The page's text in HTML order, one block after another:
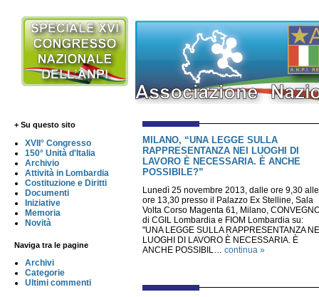
+ Su questo sito
XVII° Congresso
150° Unità d'Italia
Archivio
Attività in Lombardia
Costituzione e Diritti
Documenti
Iniziative
Memoria
Novità
Naviga tra le pagine
Archivi
Categorie
Ultimi commenti
MILANO, “UNA LEGGE SULLA
RAPPRESENTANZA NEI LUOGHI DI
LAVORO È NECESSARIA. È ANCHE
POSSIBILE?”
Lunedì 25 novembre 2013, dalle ore 9,30 alle
ore 13,30 presso il Palazzo Ex Stelline, Sala
Volta Corso Magenta 61, Milano,
di CGIL Lombardia e FIOM Lombardia su:
"UNA LEGGE SULLA RAPPRESENTANZA
LUOGHI DI LAVORO È NECESSARIA. È
ANCHE POSSIBIL… continua »